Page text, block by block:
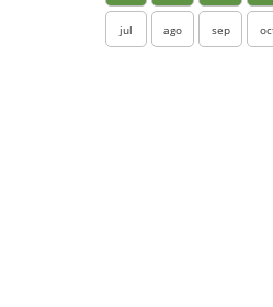
jul ago sep